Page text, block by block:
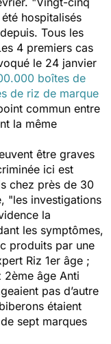
hospitalisés
Tous les
4 premiers cas
le 24 janvier
boîtes de
de riz de marque
commun entre
la même
être graves
ici est
chez près de 30
"les investigations
la
les symptômes,
produits par une
Riz 1er âge ;
2ème âge Anti
pas d’autre
étaient
sept marques